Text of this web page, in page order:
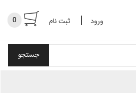
ورود | ثبت نام 0